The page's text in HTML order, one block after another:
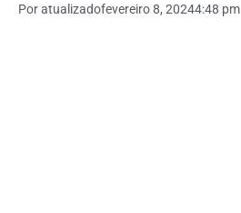
Poratualizadofevereiro 8, 20244:48 pm